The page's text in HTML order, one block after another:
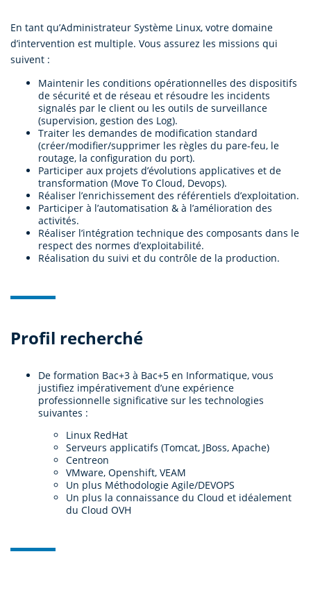
En tant qu’Administrateur Système Linux, votre domaine
d’intervention est multiple. Vous assurez les missions qui
suivent :
Maintenir les conditions opérationnelles des dispositifs
de sécurité et de réseau et résoudre les incidents
signalés par le client ou les outils de surveillance
(supervision, gestion des Log).
Traiter les demandes de modification standard
(créer/modifier/supprimer les règles du pare-feu, le
routage, la configuration du port).
Participer aux projets d’évolutions applicatives et de
transformation (Move To Cloud, Devops).
Réaliser l’enrichissement des référentiels d’exploitation.
Participer à l’automatisation & à l’amélioration des
activités.
Réaliser l’intégration technique des composants dans le
respect des normes d’exploitabilité.
Réalisation du suivi et du contrôle de la production.
Profil recherché
De formation Bac+3 à Bac+5 en Informatique, vous
justifiez impérativement d’une expérience
professionnelle significative sur les technologies
suivantes :
Linux RedHat
Serveurs applicatifs (Tomcat, JBoss, Apache)
Centreon
VMware, Openshift, VEAM
Un plus Méthodologie Agile/DEVOPS
Un plus la connaissance du Cloud et idéalement
du Cloud OVH